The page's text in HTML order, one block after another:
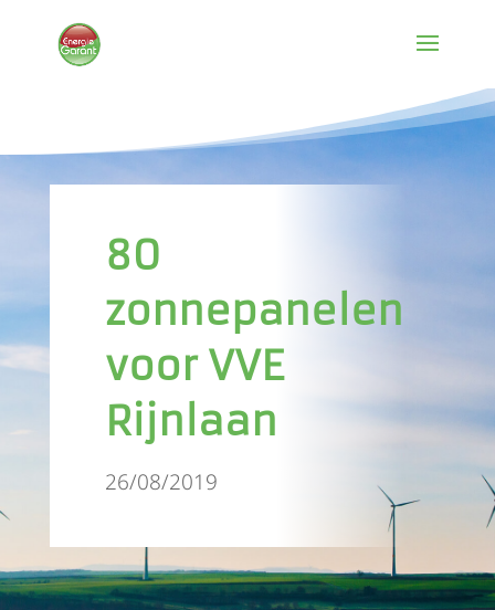
80
zonnepanelen
voor VVE
Rijnlaan
26/08/2019